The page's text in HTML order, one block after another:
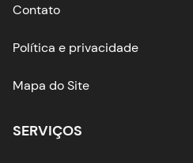
Contato
Política e privacidade
Mapa do Site
SERVIÇOS